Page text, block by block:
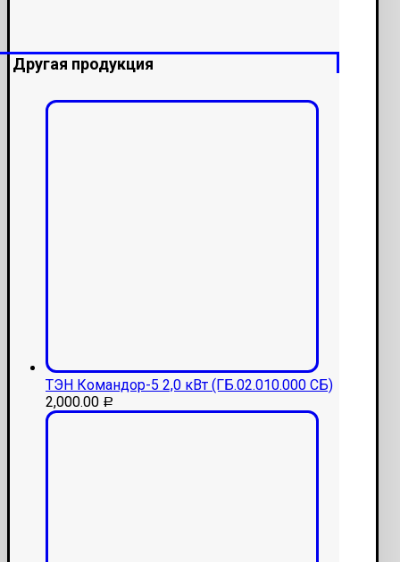
Другая продукция
ТЭН Командор-5 2,0 кВт (ГБ.02.010.000 СБ)
2,000.00 Р